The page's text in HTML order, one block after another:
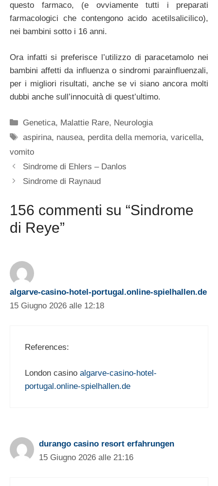
questo farmaco, (e ovviamente tutti i preparati
farmacologici che contengono acido acetilsalicilico),
nei bambini sotto i 16 anni.
Ora infatti si preferisce l’utilizzo di paracetamolo nei
bambini affetti da influenza o sindromi parainfluenzali,
per i migliori risultati, anche se vi siano ancora molti
dubbi anche sull’innocuità di quest’ultimo.
Categorie
Genetica, Malattie Rare, Neurologia
Tag
aspirina, nausea, perdita della memoria,varicella,
vomito
Sindrome di Ehlers – Danlos
Sindrome di Raynaud
156 commenti su “Sindrome
di Reye”
algarve-casino-hotel-portugal.online-spielhallen.de
15 Giugno 2026 alle 12:18
References:
London casino algarve-casino-hotel-
portugal.online-spielhallen.de
durango casino resort erfahrungen
15 Giugno 2026 alle 21:16